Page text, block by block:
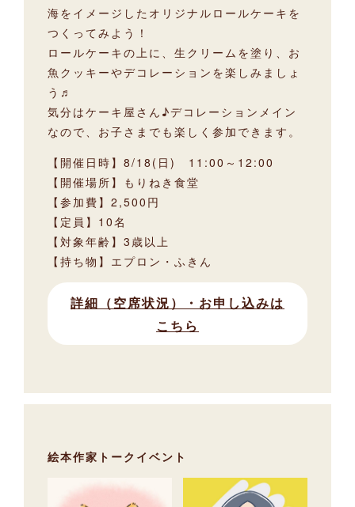
海をイメージしたオリジナルロールケーキを
つくってみよう！
ロールケーキの上に、生クリームを塗り、お
魚クッキーやデコレーションを楽しみましょ
う♬
気分はケーキ屋さん♪デコレーションメイン
なので、お子さまでも楽しく参加できます。
【開催日時】8/18(日) 11:00～12:00
【開催場所】もりねき食堂
【参加費】2,500円
【定員】10名
【対象年齢】3歳以上
【持ち物】エプロン・ふきん
詳細（空席状況）・お申し込みは
こちら
絵本作家トークイベント